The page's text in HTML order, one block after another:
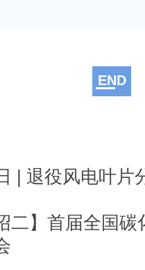
END
| 退役风电叶片
二】首届全国